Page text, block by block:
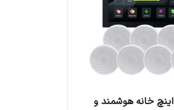
کنترل پنل 10 اینچ خانه هوشمند و